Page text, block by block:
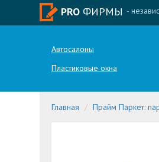
PRO ФИРМЫ -
Автосалоны
Пластиковые окна
Главная Прайм Паркет: